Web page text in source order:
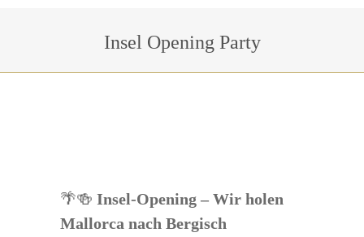
Sie befinden sich hier:
Insel Opening Party
🌴🍻 Insel-Opening – Wir holen
Mallorca nach Bergisch